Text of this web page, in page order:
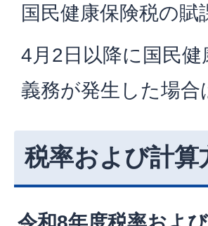
国民健康保険税の
4月2日以降に国民
義務が発生した場
税率および計算